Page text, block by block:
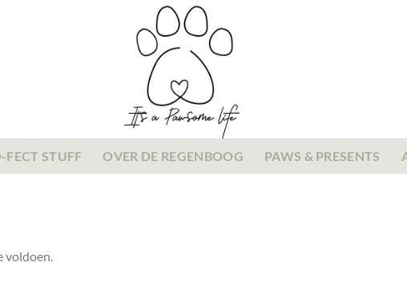
FECT STUFF OVER DE REGENBOOG PAWS & PRESENTS
voldoen.